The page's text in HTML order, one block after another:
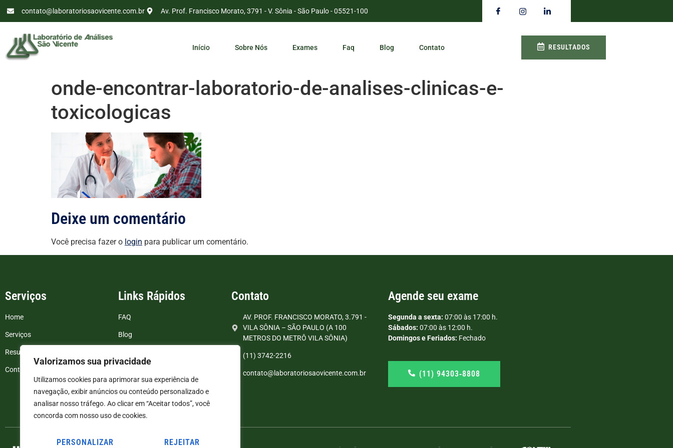
Valorizamos sua privacidade
Utilizamos cookies para aprimorar sua experiência de
navegação, exibir anúncios ou conteúdo personalizado e
analisar nosso tráfego. Ao clicar em “Aceitar todos”, você
concorda com nosso uso de cookies.
PERSONALIZAR REJEITAR
contato@laboratoriosaovicente.com.br Av. Prof. Francisco Morato, 3791 - V. Sônia - São Paulo - 05521-100
Início Sobre Nós Exames Faq Blog Contato RESULTADOS
onde-encontrar-laboratorio-de-analises-clinicas-e-
toxicologicas
Deixe um comentário
Você precisa fazer o login para publicar um comentário.
Serviços
Home
Serviços
Resultados de exames
Contato
Links Rápidos
FAQ
Blog
Contato
AV. PROF. FRANCISCO MORATO, 3.791 -
VILA SÔNIA – SÃO PAULO (A 100
METROS DO METRÔ VILA SÔNIA)
(11) 3742-2216
contato@laboratoriosaovicente.com.br
Agende seu exame
Segunda a sexta: 07:00 às 17:00 h.
Sábados: 07:00 às 12:00 h.
Domingos e Feriados: Fechado
(11) 94303‑8808